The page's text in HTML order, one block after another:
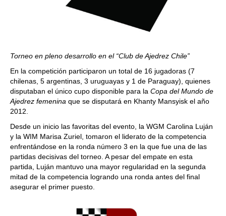
Torneo en pleno desarrollo en el “Club de Ajedrez Chile”
En la competición participaron un total de 16 jugadoras (7
chilenas, 5 argentinas, 3 uruguayas y 1 de Paraguay), quienes
disputaban el único cupo disponible para la Copa del Mundo de
Ajedrez femenina que se disputará en Khanty Mansyisk el año
2012.
Desde un inicio las favoritas del evento, la WGM Carolina Luján
y la WIM Marisa Zuriel, tomaron el liderato de la competencia
enfrentándose en la ronda número 3 en la que fue una de las
partidas decisivas del torneo. A pesar del empate en esta
partida, Luján mantuvo una mayor regularidad en la segunda
mitad de la competencia logrando una ronda antes del final
asegurar el primer puesto.